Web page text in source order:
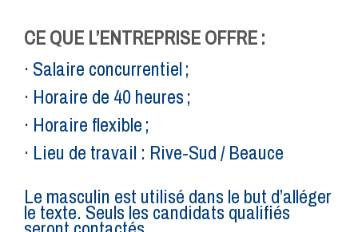
CE QUE L’ENTREPRISE OFFRE :
· Salaire concurrentiel ;
· Horaire de 40 heures ;
· Horaire flexible ;
· Lieu de travail : Rive-Sud / Beauce
Le masculin est utilisé dans le but d’alléger
le texte. Seuls les candidats qualifiés